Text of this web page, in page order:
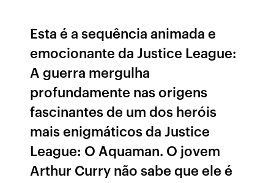
Esta é a sequência animada e
emocionante da Justice League:
A guerra mergulha
profundamente nas origens
fascinantes de um dos heróis
mais enigmáticos da Justice
League: O Aquaman. O jovem
Arthur Curry não sabe que ele é